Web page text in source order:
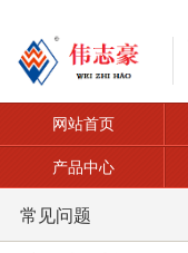
网站首页
产品中心
常见问题